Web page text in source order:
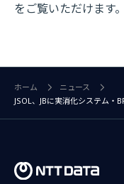
をご覧いただけます。
ホーム
ニュース
JSOL、JBに実消化システム・